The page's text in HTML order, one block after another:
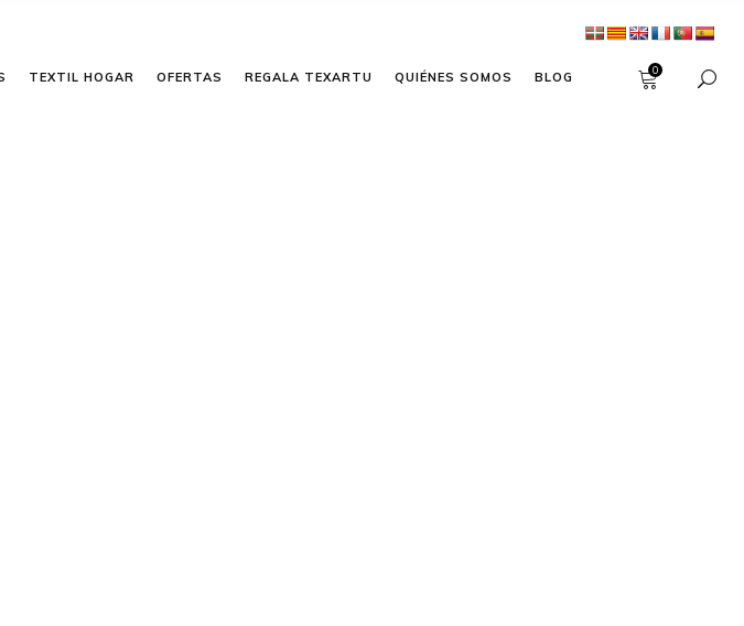
TEXTIL HOGAR OFERTAS REGALA TEXARTU QUIÉNES SOMOS BLOG 0